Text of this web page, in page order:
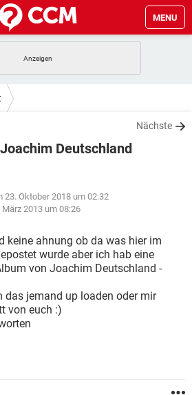
MENU
TIKTOK
HARDWARE
STREAMING
INSTAGRAM
HARDWARE
IOS
TIKTOK
IOS
INSTAGRAM
TIKTOK
HARDWARE
Nächste
Deutschland
23. Oktober 2018 um 02:32
März 2013 um 08:26
keine ahnung ob da was hier im
wurde aber ich hab eine
von Joachim Deutschland -
das jemand up loaden oder mir
von euch :)